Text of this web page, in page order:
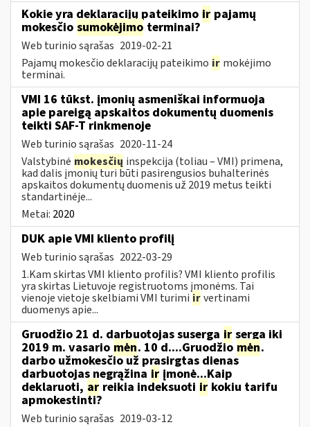
Kokie yra deklaracijų pateikimo ir pajamų
mokesčio sumokėjimo terminai?
Web turinio sąrašas 2019-02-21
Pajamų mokesčio deklaracijų pateikimo ir mokėjimo
terminai.
VMI 16 tūkst. įmonių asmeniškai informuoja
apie pareigą apskaitos dokumentų duomenis
teikti SAF-T rinkmenoje
Web turinio sąrašas 2020-11-24
Valstybinė mokesčių inspekcija (toliau – VMI) primena,
kad dalis įmonių turi būti pasirengusios buhalterinės
apskaitos dokumentų duomenis už 2019 metus teikti
standartinėje...
Metai: 2020
DUK apie VMI kliento profilį
Web turinio sąrašas 2022-03-29
1.Kam skirtas VMI kliento profilis? VMI kliento profilis
yra skirtas Lietuvoje registruotoms įmonėms. Tai
vienoje vietoje skelbiami VMI turimi irvertinami
duomenys apie...
Gruodžio 21 d. darbuotojas suserga ir serga iki
2019 m. vasario mėn. 10 d....Gruodžio mėn.
darbo užmokesčio už prasirgtas dienas
darbuotojas negrąžina ir įmonė...Kaip
deklaruoti, ar reikia indeksuoti ir kokiu tarifu
apmokestinti?
Web turinio sąrašas 2019-03-12